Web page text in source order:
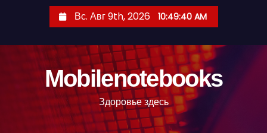
Вс. Авг 9th, 2026 10:49:41 AM
Mobilenotebooks
Здоровье здесь